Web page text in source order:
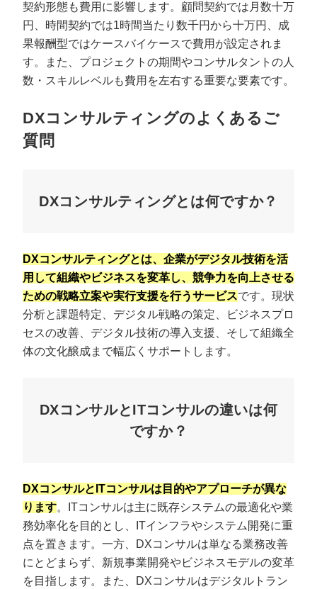
契約形態も費用に影響します。顧問契約では月数十万
円、時間契約では1時間当たり数千円から十万円、成
果報酬型ではケースバイケースで費用が設定されま
す。また、プロジェクトの期間やコンサルタントの人
数・スキルレベルも費用を左右する重要な要素です。
DXコンサルティングのよくあるご
質問
DXコンサルティングとは何ですか？
DXコンサルティングとは、企業がデジタル技術を活
用して組織やビジネスを変革し、競争力を向上させる
ための戦略立案や実行支援を行うサービスです。現状
分析と課題特定、デジタル戦略の策定、ビジネスプロ
セスの改善、デジタル技術の導入支援、そして組織全
体の文化醸成まで幅広くサポートします。
DXコンサルとITコンサルの違いは何
ですか？
DXコンサルとITコンサルは目的やアプローチが異な
ります。ITコンサルは主に既存システムの最適化や業
務効率化を目的とし、ITインフラやシステム開発に重
点を置きます。一方、DXコンサルは単なる業務改善
にとどまらず、新規事業開発やビジネスモデルの変革
を目指します。また、DXコンサルはデジタルトラン